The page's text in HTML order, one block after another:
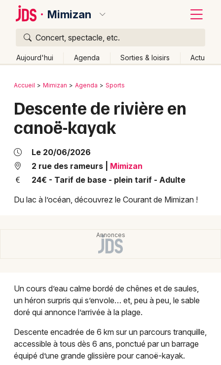
Mimizan
Concert, spectacle, etc.
Aujourd'hui Agenda Sorties & loisirs Actu
Publier un événement
Grands événements
Activité & Expérience
Manifestations
Sports
Soirées
Sorties famille
Expos
Bordeaux
Colmar
Lyon
Marseille
Mulhouse
Paris
Strasbourg
Toulouse
Toutes les villes
Retour
Accueil Mimizan Agenda Sports
Descente de rivière en
canoë-kayak
Le 20/06/2026
2 rue des rameurs
Mimizan
24€ - Tarif de base - plein tarif - Adulte
Du lac à l’océan, découvrez le Courant de Mimizan !
Un cours d’eau calme bordé de chênes et de saules,
un héron surpris qui s’envole… et, peu à peu, le sable
doré qui annonce l’arrivée à la plage.
Descente encadrée de 6 km sur un parcours tranquille,
accessible à tous dès 6 ans, ponctué par un barrage
équipé d’une grande glissière pour canoë-kayak.
Quoi ?
Où ?
Près de moi
Changer de lieu
Quand ?
Aujourd'hui
Demain